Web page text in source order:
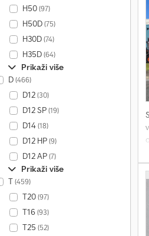
H50(97)
H50D(75)
H30D(74)
H35D(64)
Prikaži više
D(466)
D12(30)
D12 SP(19)
D14(18)
D12 HP(9)
D12 AP(7)
Prikaži više
T(459)
T20(97)
T16(93)
T25 (52)